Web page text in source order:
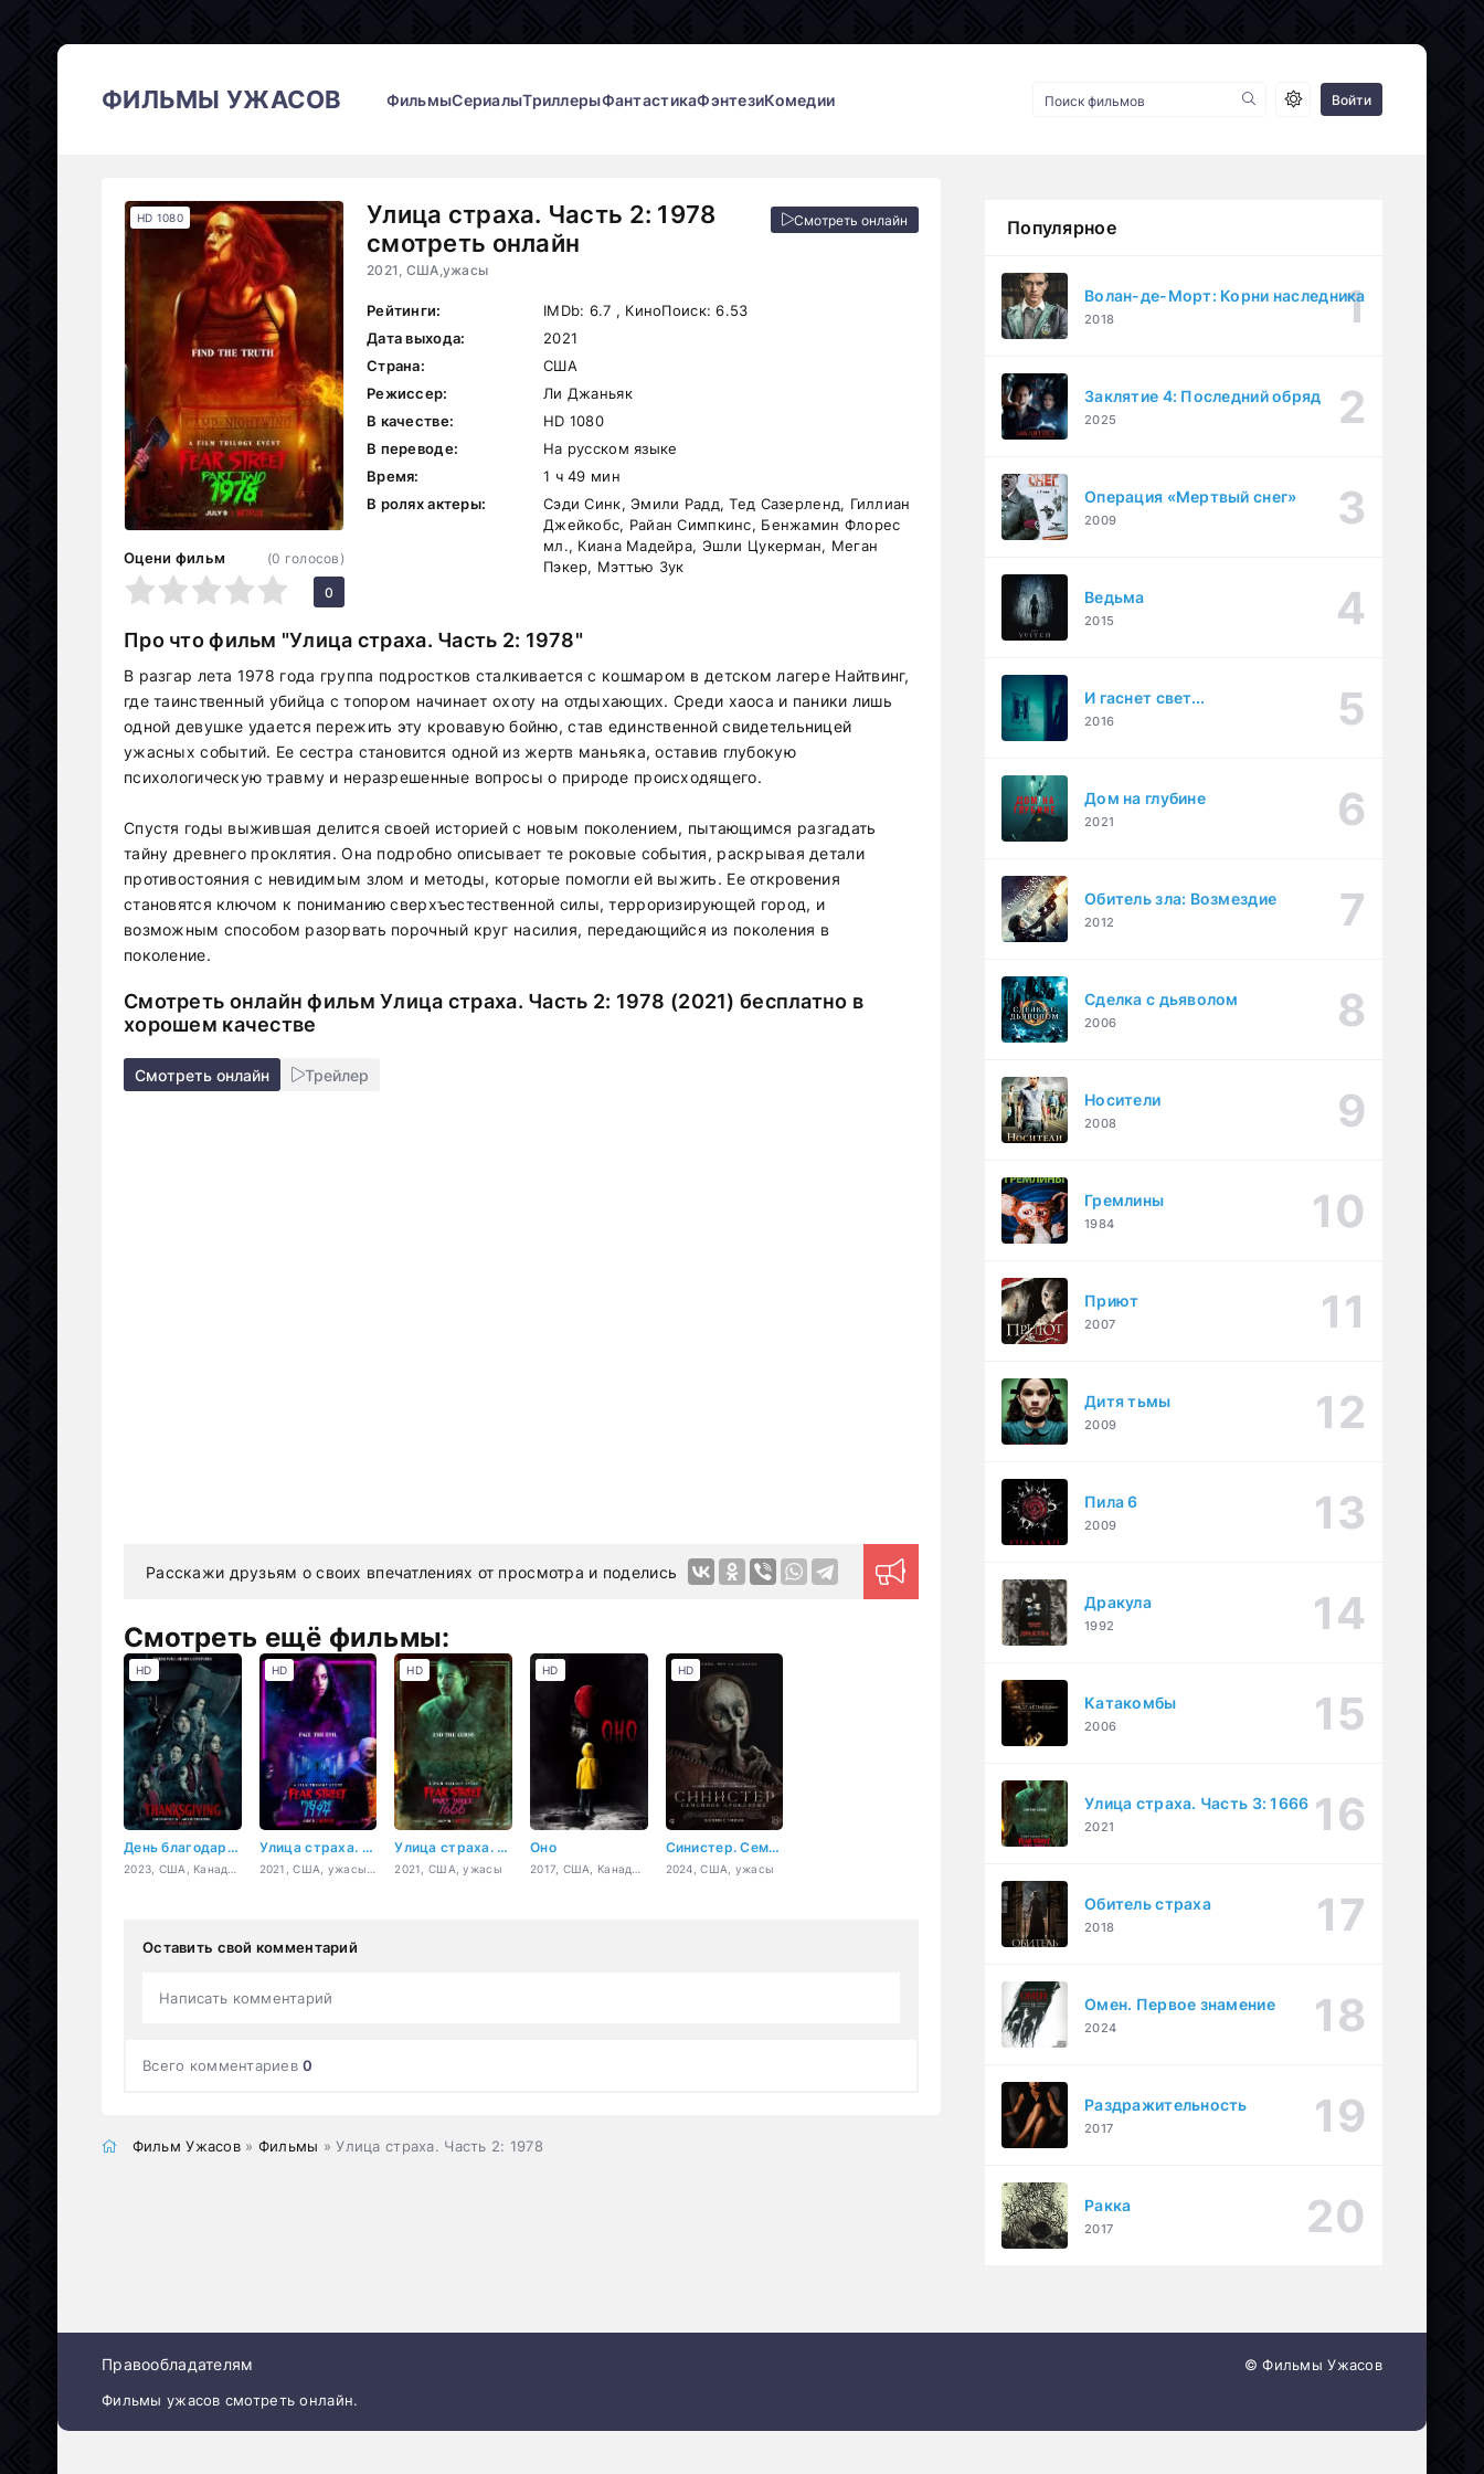
ФИЛЬМЫ УЖАСОВ ФильмыСериалыТриллерыФантастикаФэнтезиКомедии Войти
Улица страха. Часть 2: 1978
смотреть онлайн
2021, США,ужасы
Смотреть онлайн
HD 1080
Оцени фильм
5
(0 голосов)
0
Рейтинги: IMDb: 6.7 , КиноПоиск:6.53
Дата выхода:
2021
Страна:
США
Режиссер:
Ли Джаньяк
В качестве:
HD 1080
В переводе:
На русском языке
Время:
1 ч 49 мин
В ролях актеры:
Сэди Синк, Эмили Радд, Тед Сазерленд, Гиллиан
Джейкобс, Райан Симпкинс, Бенжамин Флорес
мл., Киана Мадейра, Эшли Цукерман, Меган
Пэкер, Мэттью Зук
Про что фильм "Улица страха. Часть 2: 1978"
В разгар лета 1978 года группа подростков сталкивается с кошмаром в детском лагере Найтвинг,
где таинственный убийца с топором начинает охоту на отдыхающих. Среди хаоса и паники лишь
одной девушке удается пережить эту кровавую бойню, став единственной свидетельницей
ужасных событий. Ее сестра становится одной из жертв маньяка, оставив глубокую
психологическую травму и неразрешенные вопросы о природе происходящего.
Спустя годы выжившая делится своей историей с новым поколением, пытающимся разгадать
тайну древнего проклятия. Она подробно описывает те роковые события, раскрывая детали
противостояния с невидимым злом и методы, которые помогли ей выжить. Ее откровения
становятся ключом к пониманию сверхъестественной силы, терроризирующей город, и
возможным способом разорвать порочный круг насилия, передающийся из поколения в
поколение.
Смотреть онлайн фильм Улица страха. Часть 2: 1978 (2021) бесплатно в
хорошем качестве
Смотреть онлайн Трейлер
Расскажи друзьям о своих впечатлениях от просмотра и поделись
Смотреть ещё фильмы:
День благодарения
HD
Улица страха. Часть 1: 1994
HD
Улица страха. Часть 3: 1666
2021, США, ужасы
HD
Оно
HD
Синистер. Семейное проклятие
2024, США, ужасы
HD
Оставить свой комментарий
Написать комментарий
Всего комментариев0
Фильм Ужасов» Фильмы » Улица страха. Часть 2: 1978
Популярное
Волан-де-Морт: Корни наследника
2018
Заклятие 4: Последний обряд
2025
Операция «Мертвый снег»
2009
Ведьма
2015
И гаснет свет...
2016
Дом на глубине
2021
Обитель зла: Возмездие
2012
Сделка с дьяволом
2006
Носители
2008
Гремлины
1984
Приют
2007
Дитя тьмы
2009
Пила 6
2009
Дракула
1992
Катакомбы
2006
Улица страха. Часть 3: 1666
2021
Обитель страха
2018
Омен. Первое знамение
2024
Раздражительность
2017
Ракка
2017
Правообладателям © Фильмы Ужасов
Фильмы ужасов смотреть онлайн.